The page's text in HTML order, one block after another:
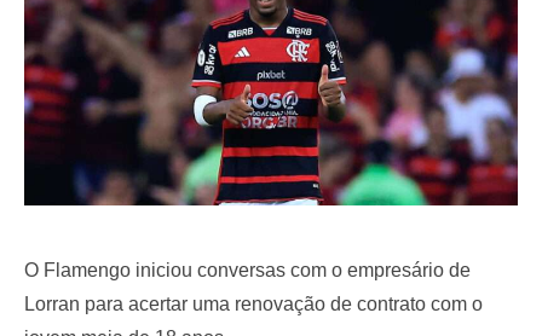
O Flamengo iniciou conversas com o empresário de
Lorran para acertar uma renovação de contrato com o